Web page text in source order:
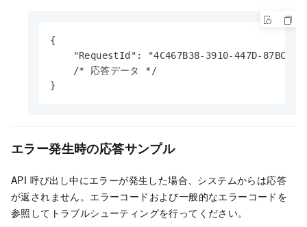
{
"RequestId": "4C467B38-3910-447D-87BC-
    /* 応答データ */
}
エラー発生時の応答サンプル
API 呼び出し中にエラーが発生した場合、システムからは応答
が返されません。エラーコードおよび一般的なエラーコードを
参照してトラブルシューティングを行ってください。